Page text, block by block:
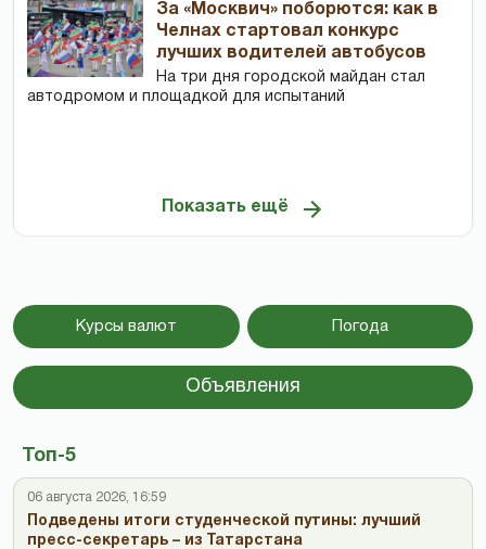
За «Москвич» поборются: как в
Челнах стартовал конкурс
лучших водителей автобусов
На три дня городской майдан стал
автодромом и площадкой для испытаний
Показать ещё
Курсы валют Погода
Объявления
Топ-5
06 августа 2026, 16:59
Подведены итоги студенческой путины: лучший
пресс-секретарь – из Татарстана